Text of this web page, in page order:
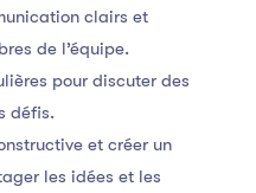
clairs et
de l’équipe.
pour discuter des
défis.
et créer un
les idées et les